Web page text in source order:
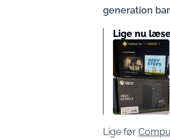
generation
Lige nu
Lige før